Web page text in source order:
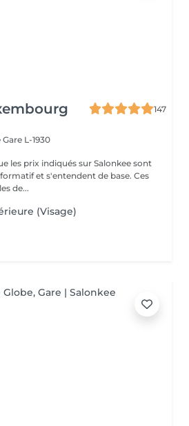
147
Gare L-1930
les prix indiqués sur Salonkee sont
et s'entendent de base. Ces
de...
(Visage)